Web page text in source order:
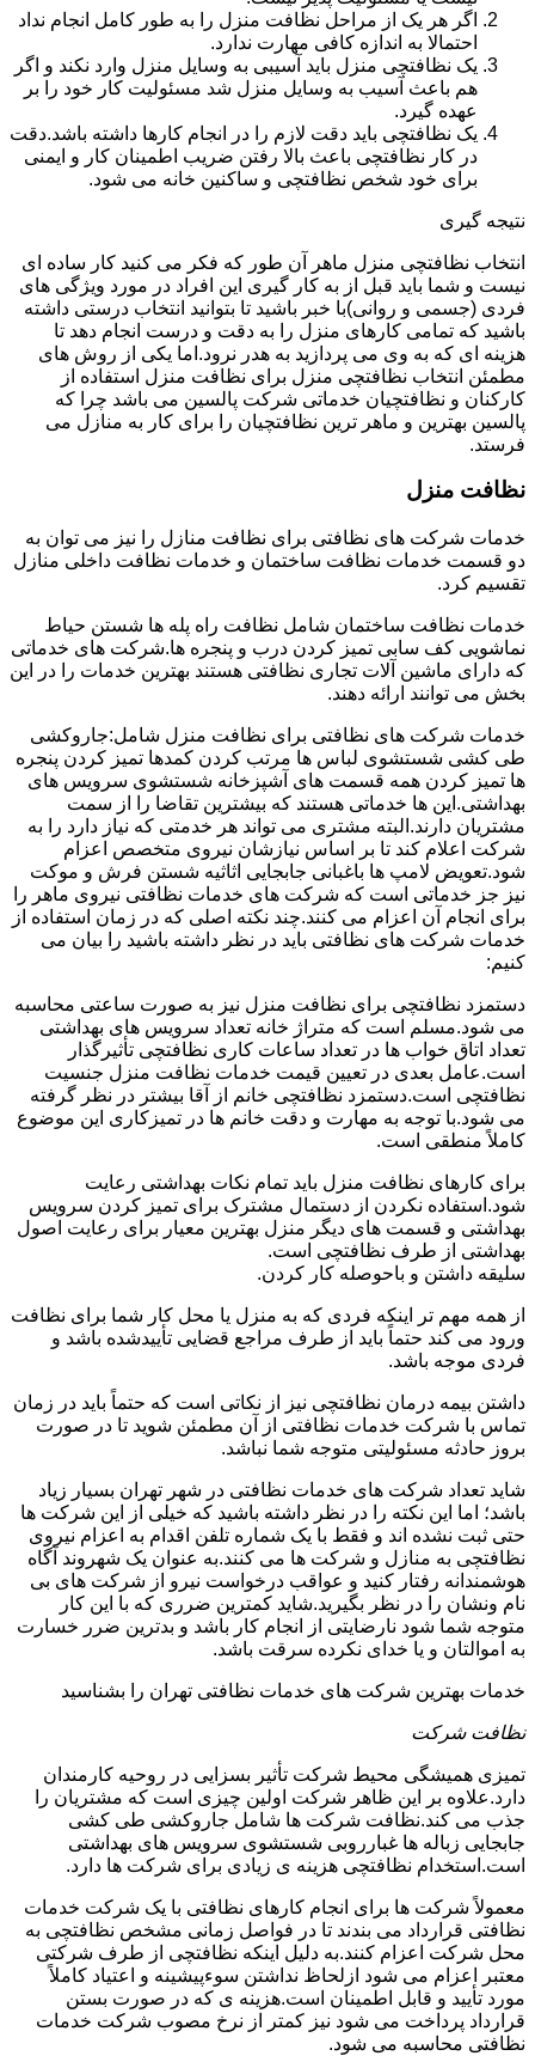
اگر هر یک از مراحل نظافت منزل را به طور کامل انجام نداد
احتمالا به اندازه کافی مهارت ندارد.
یک نظافتچی منزل باید آسیبی به وسایل منزل وارد نکند و اگر
هم باعث آسیب به وسایل منزل شد مسئولیت کار خود را بر
عهده گیرد.
یک نظافتچی باید دقت لازم را در انجام کارها داشته باشد.دقت
در کار نظافتچی باعث بالا رفتن ضریب اطمینان کار و ایمنی
برای خود شخص نظافتچی و ساکنین خانه می شود.
نتیجه گیری
انتخاب نظافتچی منزل ماهر آن طور که فکر می کنید کار ساده ای
نیست و شما باید قبل از به کار گیری این افراد در مورد ویژگی های
فردی (جسمی و روانی)با خبر باشید تا بتوانید انتخاب درستی داشته
باشید که تمامی کارهای منزل را به دقت و درست انجام دهد تا
هزینه ای که به وی می پردازید به هدر نرود.اما یکی از روش های
مطمئن انتخاب نظافتچی منزل برای نظافت منزل استفاده از
کارکنان و نظافتچیان خدماتی شرکت پالسین می باشد چرا که
پالسین بهترین و ماهر ترین نظافتچیان را برای کار به منازل می
فرستد.
نظافت منزل
خدمات شرکت های نظافتی برای نظافت منازل را نیز می توان به
دو قسمت خدمات نظافت ساختمان و خدمات نظافت داخلی منازل
تقسیم کرد.
خدمات نظافت ساختمان شامل نظافت راه پله ها شستن حیاط
نماشویی کف سابی تمیز کردن درب و پنجره ها.شرکت های خدماتی
که دارای ماشین آلات تجاری نظافتی هستند بهترین خدمات را در این
بخش می توانند ارائه دهند.
خدمات شرکت های نظافتی برای نظافت منزل شامل:جاروکشی
طی کشی شستشوی لباس ها مرتب کردن کمدها تمیز کردن پنجره
ها تمیز کردن همه قسمت های آشپزخانه شستشوی سرویس های
بهداشتی.این ها خدماتی هستند که بیشترین تقاضا را از سمت
مشتریان دارند.البته مشتری می تواند هر خدمتی که نیاز دارد را به
شرکت اعلام کند تا بر اساس نیازشان نیروی متخصص اعزام
شود.تعویض لامپ ها باغبانی جابجایی اثاثیه شستن فرش و موکت
نیز جز خدماتی است که شرکت های خدمات نظافتی نیروی ماهر را
برای انجام آن اعزام می کنند.چند نکته اصلی که در زمان استفاده از
خدمات شرکت های نظافتی باید در نظر داشته باشید را بیان می
کنیم:
دستمزد نظافتچی برای نظافت منزل نیز به صورت ساعتی محاسبه
می شود.مسلم است که متراژ خانه تعداد سرویس های بهداشتی
تعداد اتاق خواب ها در تعداد ساعات کاری نظافتچی تأثیرگذار
است.عامل بعدی در تعیین قیمت خدمات نظافت منزل جنسیت
نظافتچی است.دستمزد نظافتچی خانم از آقا بیشتر در نظر گرفته
می شود.با توجه به مهارت و دقت خانم ها در تمیزکاری این موضوع
کاملاً منطقی است.
برای کارهای نظافت منزل باید تمام نکات بهداشتی رعایت
شود.استفاده نکردن از دستمال مشترک برای تمیز کردن سرویس
بهداشتی و قسمت های دیگر منزل بهترین معیار برای رعایت اصول
بهداشتی از طرف نظافتچی است.
سلیقه داشتن و باحوصله کار کردن.
از همه مهم تر اینکه فردی که به منزل یا محل کار شما برای نظافت
ورود می کند حتماً باید از طرف مراجع قضایی تأییدشده باشد و
فردی موجه باشد.
داشتن بیمه درمان نظافتچی نیز از نکاتی است که حتماً باید در زمان
تماس با شرکت خدمات نظافتی از آن مطمئن شوید تا در صورت
بروز حادثه مسئولیتی متوجه شما نباشد.
شاید تعداد شرکت های خدمات نظافتی در شهر تهران بسیار زیاد
باشد؛ اما این نکته را در نظر داشته باشید که خیلی از این شرکت ها
حتی ثبت نشده اند و فقط با یک شماره تلفن اقدام به اعزام نیروی
نظافتچی به منازل و شرکت ها می کنند.به عنوان یک شهروند آگاه
هوشمندانه رفتار کنید و عواقب درخواست نیرو از شرکت های بی
نام ونشان را در نظر بگیرید.شاید کمترین ضرری که با این کار
متوجه شما شود نارضایتی از انجام کار باشد و بدترین ضرر خسارت
به اموالتان و یا خدای نکرده سرقت باشد.
خدمات بهترین شرکت های خدمات نظافتی تهران را بشناسید
نظافت شرکت
تمیزی همیشگی محیط شرکت تأثیر بسزایی در روحیه کارمندان
دارد.علاوه بر این ظاهر شرکت اولین چیزی است که مشتریان را
جذب می کند.نظافت شرکت ها شامل جاروکشی طی کشی
جابجایی زباله ها غبارروبی شستشوی سرویس های بهداشتی
است.استخدام نظافتچی هزینه ی زیادی برای شرکت ها دارد.
معمولاً شرکت ها برای انجام کارهای نظافتی با یک شرکت خدمات
نظافتی قرارداد می بندند تا در فواصل زمانی مشخص نظافتچی به
محل شرکت اعزام کنند.به دلیل اینکه نظافتچی از طرف شرکتی
معتبر اعزام می شود ازلحاظ نداشتن سوءپیشینه و اعتیاد کاملاً
مورد تأیید و قابل اطمینان است.هزینه ی که در صورت بستن
قرارداد پرداخت می شود نیز کمتر از نرخ مصوب شرکت خدمات
نظافتی محاسبه می شود.